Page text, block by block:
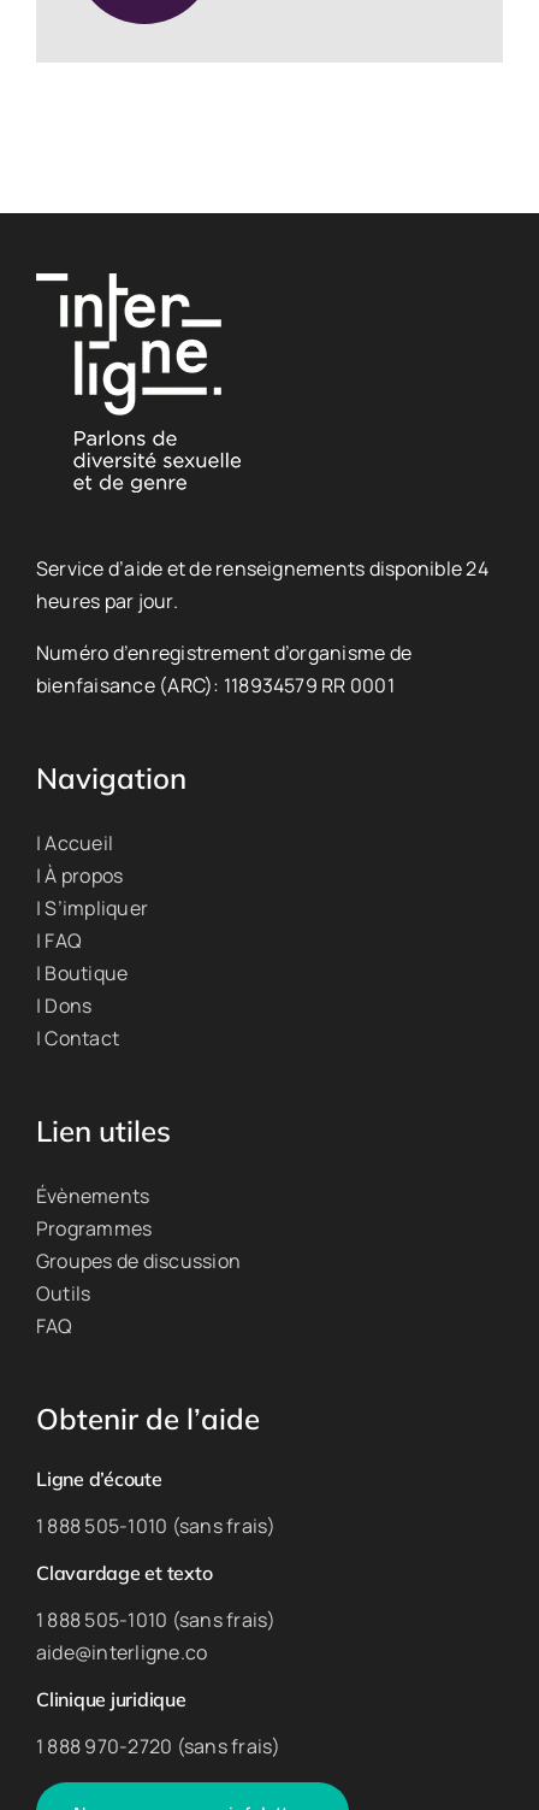
Service d’aide et de renseignements disponible 24
heures par jour.
Numéro d’enregistrement d’organisme de
bienfaisance (ARC): 118934579 RR 0001
Navigation
| Accueil
| À propos
| S’impliquer
| FAQ
| Boutique
| Dons
| Contact
Lien utiles
Évènements
Programmes
Groupes de discussion
Outils
FAQ
Obtenir de l’aide
Ligne d’écoute
1 888 505-1010 (sans frais)
Clavardage et texto
1 888 505-1010 (sans frais)
aide@interligne.co
Clinique juridique
1 888 970-2720 (sans frais)